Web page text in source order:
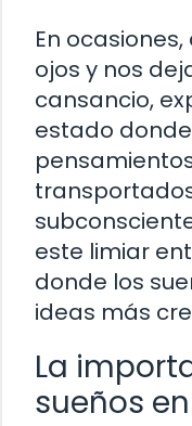
En
ojos y nos
cansancio,
estado
este limiar
donde los
ideas más
La
sueños